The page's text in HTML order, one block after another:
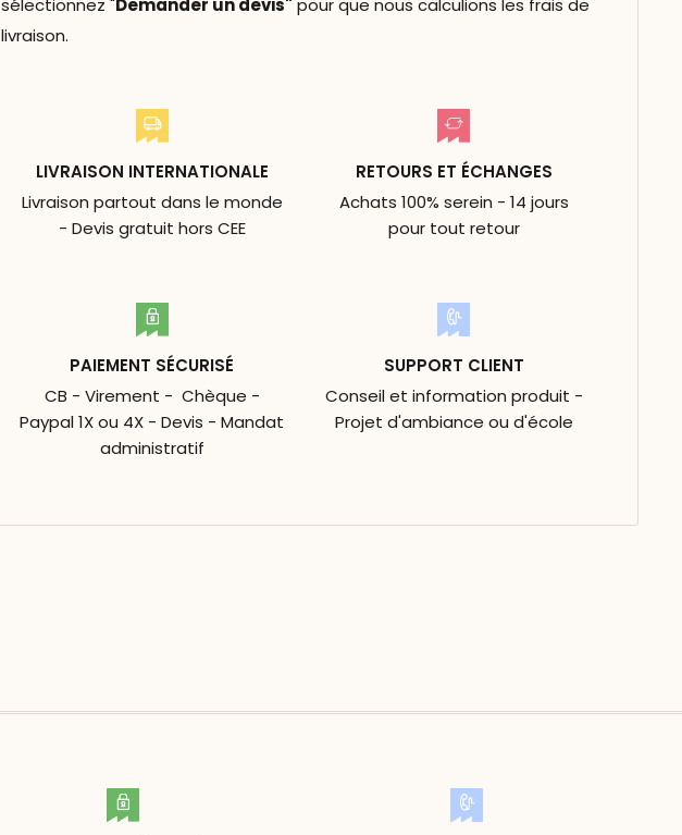
sélectionnez "Demander un devis" pour que nous calculions les frais de
livraison.
LIVRAISON INTERNATIONALE
Livraison partout dans le monde
- Devis gratuit hors CEE
RETOURS ET ÉCHANGES
Achats 100% serein - 14 jours
pour tout retour
PAIEMENT SÉCURISÉ
CB - Virement - Chèque -
Paypal 1X ou 4X - Devis - Mandat
administratif
SUPPORT CLIENT
Conseil et information produit -
Projet d'ambiance ou d'école